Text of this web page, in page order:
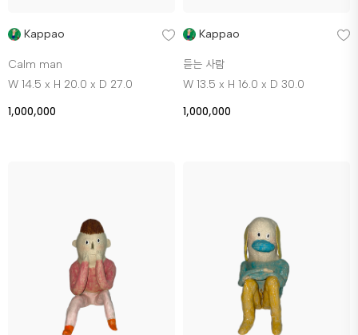
Kappao
Calm man
W 14.5 x H 20.0 x D 27.0
1,000,000
Kappao
듣는 사람
W 13.5 x H 16.0 x D 30.0
1,000,000